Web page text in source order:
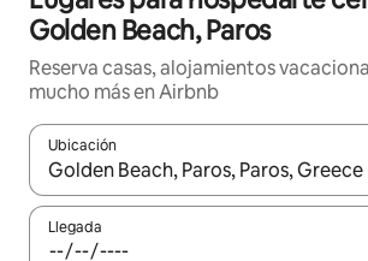
Golden Beach, Paros
Reserva casas, alojamientos
mucho más en Airbnb
Ubicación
Cuando los resultados estén
Llegada